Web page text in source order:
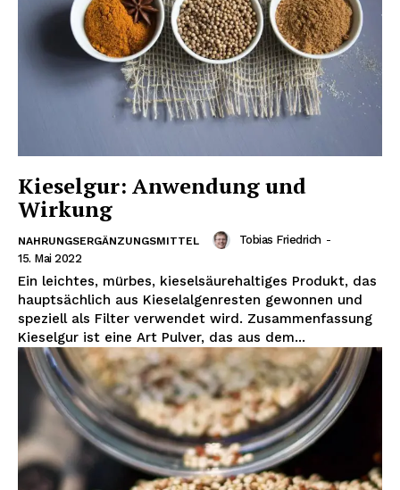
NEWSLETTER ABONNIEREN
Inhalte
Kieselgur: Anwendung und
Wirkung
NAHRUNGSERGÄNZUNGSMITTEL Tobias Friedrich -
15. Mai 2022
Ein leichtes, mürbes, kieselsäurehaltiges Produkt, das
hauptsächlich aus Kieselalgenresten gewonnen und
speziell als Filter verwendet wird. Zusammenfassung
Kieselgur ist eine Art Pulver, das aus dem...